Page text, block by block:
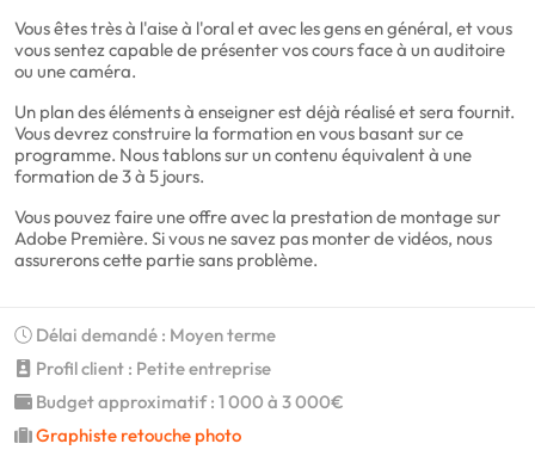
Vous êtes très à l'aise à l'oral et avec les gens en général, et vous
vous sentez capable de présenter vos cours face à un auditoire
ou une caméra.
Un plan des éléments à enseigner est déjà réalisé et sera fournit.
Vous devrez construire la formation en vous basant sur ce
programme. Nous tablons sur un contenu équivalent à une
formation de 3 à 5 jours.
Vous pouvez faire une offre avec la prestation de montage sur
Adobe Première. Si vous ne savez pas monter de vidéos, nous
assurerons cette partie sans problème.
Délai demandé : Moyen terme
Profil client : Petite entreprise
Budget approximatif : 1 000 à 3 000€
Graphiste retouche photo